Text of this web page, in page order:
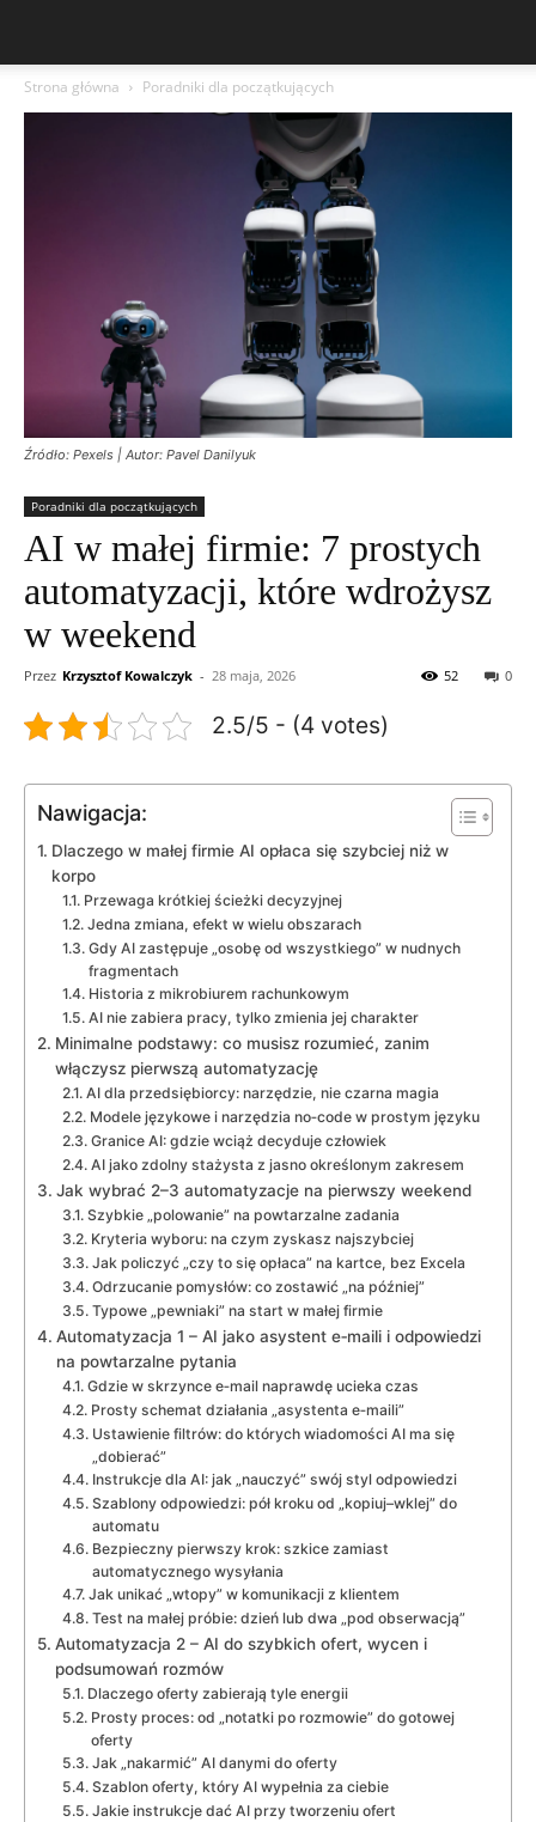
Strona główna Poradniki dla początkujących
Źródło: Pexels | Autor: Pavel Danilyuk
Poradniki dla początkujących
AI w małej firmie: 7 prostych
automatyzacji, które wdrożysz
w weekend
Przez Krzysztof Kowalczyk - 28 maja, 2026 0
52
2.5/5 - (4 votes)
Nawigacja:
Dlaczego w małej firmie AI opłaca się szybciej niż w
korpo
Przewaga krótkiej ścieżki decyzyjnej
Jedna zmiana, efekt w wielu obszarach
Gdy AI zastępuje „osobę od wszystkiego” w nudnych
fragmentach
Historia z mikrobiurem rachunkowym
AI nie zabiera pracy, tylko zmienia jej charakter
Minimalne podstawy: co musisz rozumieć, zanim
włączysz pierwszą automatyzację
AI dla przedsiębiorcy: narzędzie, nie czarna magia
Modele językowe i narzędzia no‑code w prostym języku
Granice AI: gdzie wciąż decyduje człowiek
AI jako zdolny stażysta z jasno określonym zakresem
Jak wybrać 2–3 automatyzacje na pierwszy weekend
Szybkie „polowanie” na powtarzalne zadania
Kryteria wyboru: na czym zyskasz najszybciej
Jak policzyć „czy to się opłaca” na kartce, bez Excela
Odrzucanie pomysłów: co zostawić „na później”
Typowe „pewniaki” na start w małej firmie
Automatyzacja 1 – AI jako asystent e‑maili i odpowiedzi
na powtarzalne pytania
Gdzie w skrzynce e‑mail naprawdę ucieka czas
Prosty schemat działania „asystenta e‑maili”
Ustawienie filtrów: do których wiadomości AI ma się
„dobierać”
Instrukcje dla AI: jak „nauczyć” swój styl odpowiedzi
Szablony odpowiedzi: pół kroku od „kopiuj–wklej” do
automatu
Bezpieczny pierwszy krok: szkice zamiast
automatycznego wysyłania
Jak unikać „wtopy” w komunikacji z klientem
Test na małej próbie: dzień lub dwa „pod obserwacją”
Automatyzacja 2 – AI do szybkich ofert, wycen i
podsumowań rozmów
Dlaczego oferty zabierają tyle energii
Prosty proces: od „notatki po rozmowie” do gotowej
oferty
Jak „nakarmić” AI danymi do oferty
Szablon oferty, który AI wypełnia za ciebie
Jakie instrukcje dać AI przy tworzeniu ofert